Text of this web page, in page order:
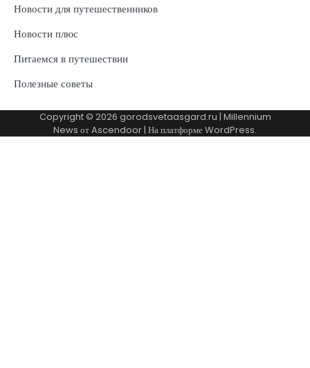
Новости для путешественников
Новости плюс
Питаемся в путешествии
Полезные советы
Copyright © 2026 gorodsvetaasgard.ru | Millennium
News отAscendoor | На платформеWordPress.